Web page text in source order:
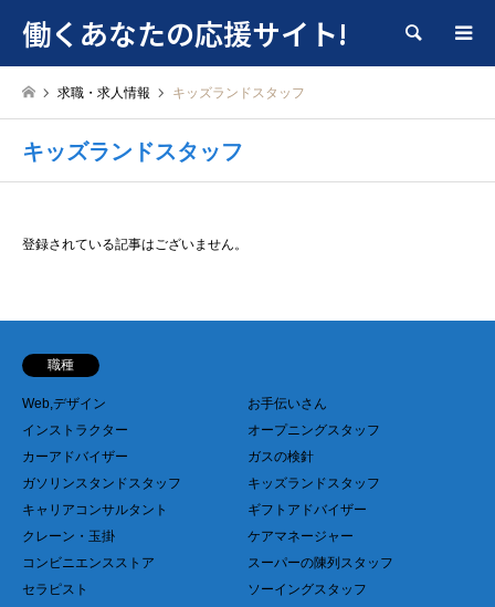
働くあなたの応援サイト! 検索
求職・求人情報 キッズランドスタッフ
キッズランドスタッフ
登録されている記事はございません。
職種
Web,デザイン
お手伝いさん
インストラクター
オープニングスタッフ
カーアドバイザー
ガスの検針
ガソリンスタンドスタッフ
キッズランドスタッフ
キャリアコンサルタント
ギフトアドバイザー
クレーン・玉掛
ケアマネージャー
コンビニエンスストア
スーパーの陳列スタッフ
セラピスト
ソーイングスタッフ